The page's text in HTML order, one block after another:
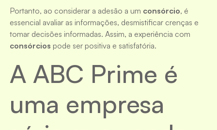
Portanto, ao considerar a adesão a um consórcio, é
essencial avaliar as informações, desmistificar crenças e
tomar decisões informadas. Assim, a experiência com
consórcios pode ser positiva e satisfatória.
A ABC Prime é
uma empresa